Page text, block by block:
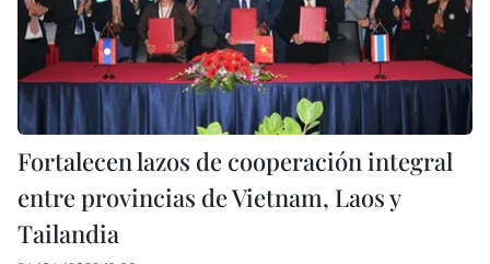
Fortalecen lazos de cooperación integral
entre provincias de Vietnam, Laos y
Tailandia